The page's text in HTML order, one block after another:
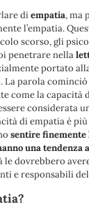
diempatia, ma
l’empatia.
scorso, gli
penetrare nella
portato
parola cominciò
come la capacità
considerata
di empatia è
sentire finemente
una tendenza
le dovrebbero
e responsabili